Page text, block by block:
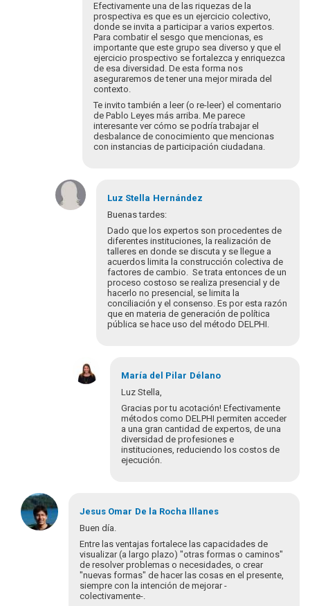
Efectivamente una de las riquezas de la
prospectiva es que es un ejercicio colectivo,
donde se invita a participar a varios expertos.
Para combatir el sesgo que mencionas, es
importante que este grupo sea diverso y que el
ejercicio prospectivo se fortalezca y enriquezca
de esa diversidad. De esta forma nos
aseguraremos de tener una mejor mirada del
contexto.
Te invito también a leer (o re-leer) el comentario
de Pablo Leyes más arriba. Me parece
interesante ver cómo se podría trabajar el
desbalance de conocimiento que mencionas
con instancias de participación ciudadana.
respuesta
Luz Stella Hernández
Buenas tardes:
Dado que los expertos son procedentes de
diferentes instituciones, la realización de
talleres en donde se discuta y se llegue a
acuerdos limita la construcción colectiva de
factores de cambio. Se trata entonces de un
proceso costoso se realiza presencial y de
hacerlo no presencial, se limita la
conciliación y el consenso. Es por esta razón
que en materia de generación de política
pública se hace uso del método DELPHI.
respuesta
María del Pilar Délano
Luz Stella,
Gracias por tu acotación! Efectivamente
métodos como DELPHI permiten acceder
a una gran cantidad de expertos, de una
diversidad de profesiones e
instituciones, reduciendo los costos de
ejecución.
respuesta
Buenas
tardes:
Dado
que
los…
Jesus Omar De la Rocha Illanes
Buen día.
Entre las ventajas fortalece las capacidades de
visualizar (a largo plazo) "otras formas o caminos"
de resolver problemas o necesidades, o crear
"nuevas formas" de hacer las cosas en el presente,
siempre con la intención de mejorar -
colectivamente-.